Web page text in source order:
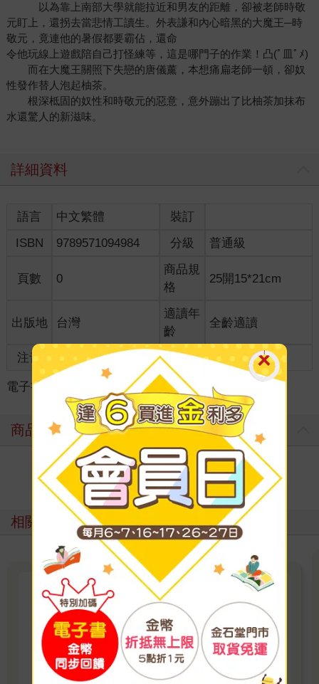
以為靠上南部大學就能拉近和男友的距離，卻被老師時敬
元盯上，還拐去當悲情工讀生。外表謙和內心暗黑的大魔王─時
敬元，竟連他的暑假都要霸佔，還命
令他玩線上遊戲陪自己打怪練等，這是哪門子的作業！凸(ﾟ皿ﾟﾒ)
而在大魔王關照下失戀的唐儀薰，本想痛扁老師一頓，卻奴
性發作替人泡起柚茶。
根深柢固的奴性和時敬元的惡意，意外蹦出了比柚茶加抹布
水還驚人的新滋味。
詳細資料
語言 中文繁體
裝訂
ISBN
9789571094984 分級 普通級
頁數 0
商品規
格
25開15*21cm
出版地 台灣
適讀年
齡
全齡適讀
注音 級別
電子書 新書搶先看★ ＞ 綜合書籍
商品評價
寫評價
相關主題
讀墨電子書｜紳士出版成人漫畫
紳士出版電子書新上架，暢銷成人漫畫、最新本
本一次蒐藏！ 《女僕教育-没落貴族 瑠璃川
椿》、《班長的催眠》、《無懈可擊的女上司被
●得死去活來》等熱門系列作品任君挑選，隨時
看更多